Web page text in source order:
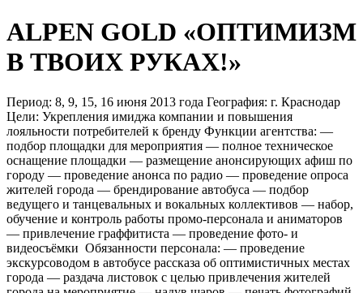
ALPEN GOLD «ОПТИМИЗМ
В ТВОИХ РУКАХ!»
Период: 8, 9, 15, 16 июня 2013 года География: г. Краснодар
Цели: Укрепления имиджа компании и повышения
лояльности потребителей к бренду Функции агентства: —
подбор площадки для мероприятия — полное техническое
оснащение площадки — размещение анонсирующих афиш по
городу — проведение анонса по радио — проведение опроса
жителей города — брендирование автобуса — подбор
ведущего и танцевальных и вокальных коллективов — набор,
обучение и контроль работы промо-персонала и аниматоров
— привлечение граффитиста — проведение фото- и
видеосъёмки Обязанности персонала: — проведение
экскурсоводом в автобусе рассказа об оптимистичных местах
города — раздача листовок с целью привлечения жителей